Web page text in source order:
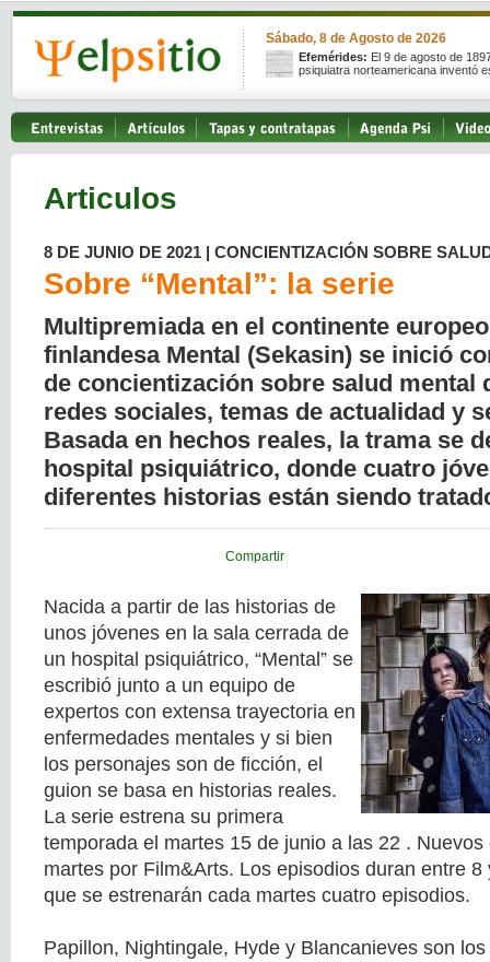
Sábado, 8 de Agosto de 2026
Efemérides: El 9 de agosto de
psiquiatra norteamericana inventó
Articulos
8 DE JUNIO DE 2021 | CONCIENTIZACIÓN SOBRE
Sobre “Mental”: la serie
Multipremiada en el continente
finlandesa Mental (Sekasin) se inició
de concientización sobre salud mental
redes sociales, temas de actualidad y
Basada en hechos reales, la trama se
hospital psiquiátrico, donde cuatro
diferentes historias están siendo
Compartir
Nacida a partir de las historias de
unos jóvenes en la sala cerrada de
un hospital psiquiátrico, “Mental” se
escribió junto a un equipo de
expertos con extensa trayectoria en
enfermedades mentales y si bien
los personajes son de ficción, el
guion se basa en historias reales.
La serie estrena su primera
temporada el martes 15 de junio a las 22 .
martes por Film&Arts. Los episodios duran entre
que se estrenarán cada martes cuatro episodios.
Papillon, Nightingale, Hyde y Blancanieves son